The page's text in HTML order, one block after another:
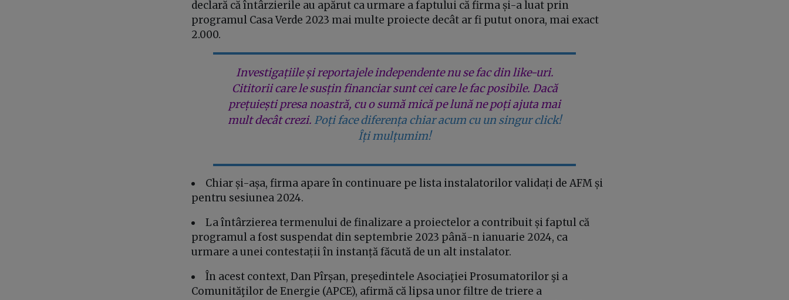
declară că întârzierile au apărut ca urmare a faptului că firma și-a luat prin
programul Casa Verde 2023 mai multe proiecte decât ar fi putut onora, mai exact
2.000.
Investigațiile și reportajele independente nu se fac din like-uri.
Cititorii care le susțin financiar sunt cei care le fac posibile. Dacă
prețuiești presa noastră, cu o sumă mică pe lună ne poți ajuta mai
mult decât crezi. Poți face diferența chiar acum cu un singur click!
Îți mulțumim!
Chiar și-așa, firma apare în continuare pe lista instalatorilor validați de AFM și
pentru sesiunea 2024.
La întârzierea termenului de finalizare a proiectelor a contribuit și faptul că
programul a fost suspendat din septembrie 2023 până-n ianuarie 2024, ca
urmare a unei contestații în instanță făcută de un alt instalator.
În acest context, Dan Pîrșan, președintele Asociaţiei Prosumatorilor şi a
Comunităţilor de Energie (APCE), afirmă că lipsa unor filtre de triere a